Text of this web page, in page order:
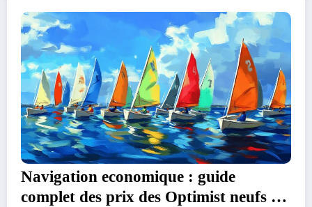
Navigation economique : guide
complet des prix des Optimist neufs et